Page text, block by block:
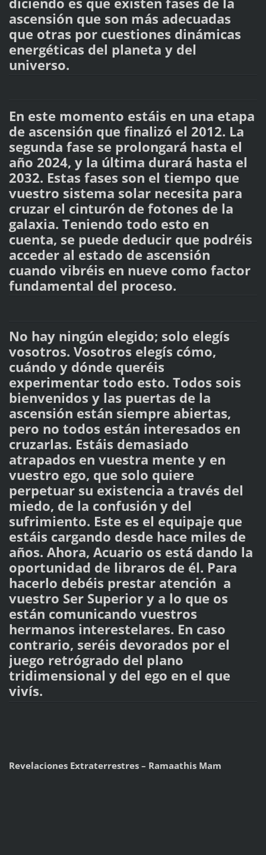
ascensión que son más adecuadas
que otras por cuestiones dinámicas
energéticas del planeta y del
universo.
En este momento estáis en una etapa
de ascensión que finalizó el 2012. La
segunda fase se prolongará hasta el
año 2024, y la última durará hasta el
2032. Estas fases son el tiempo que
vuestro sistema solar necesita para
cruzar el cinturón de fotones de la
galaxia. Teniendo todo esto en
cuenta, se puede deducir que podréis
acceder al estado de ascensión
cuando vibréis en nueve como factor
fundamental del proceso.
No hay ningún elegido; solo elegís
vosotros. Vosotros elegís cómo,
cuándo y dónde queréis
experimentar todo esto. Todos sois
bienvenidos y las puertas de la
ascensión están siempre abiertas,
pero no todos están interesados en
cruzarlas. Estáis demasiado
atrapados en vuestra mente y en
vuestro ego, que solo quiere
perpetuar su existencia a través del
miedo, de la confusión y del
sufrimiento. Este es el equipaje que
estáis cargando desde hace miles de
años. Ahora, Acuario os está dando la
oportunidad de libraros de él. Para
hacerlo debéis prestar atención a
vuestro Ser Superior y a lo que os
están comunicando vuestros
hermanos interestelares. En caso
contrario, seréis devorados por el
juego retrógrado del plano
tridimensional y del ego en el que
vivís.
Revelaciones Extraterrestres – Ramaathis Mam